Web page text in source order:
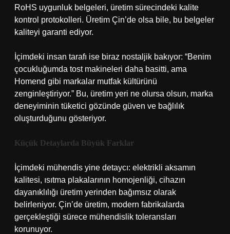
RoHS uygunluk belgeleri, üretim sürecindeki kalite
kontrol protokolleri. Üretim Çin’de olsa bile, bu belgeler
kaliteyi garanti ediyor.
İçimdeki insan tarafı ise biraz nostaljik bakıyor: “Benim
çocukluğumda tost makineleri daha basitti, ama
Homend gibi markalar mutfak kültürünü
zenginleştiriyor.” Bu, üretim yeri ne olursa olsun, marka
deneyiminin tüketici gözünde güven ve bağlılık
oluşturduğunu gösteriyor.
Küçük Detaylarda Büyük Farklar
İçimdeki mühendis yine detaycı: elektrikli aksamın
kalitesi, ısıtma plakalarının homojenliği, cihazın
dayanıklılığı üretim yerinden bağımsız olarak
belirleniyor. Çin’de üretim, modern fabrikalarda
gerçekleştiği sürece mühendislik toleransları
korunuyor.